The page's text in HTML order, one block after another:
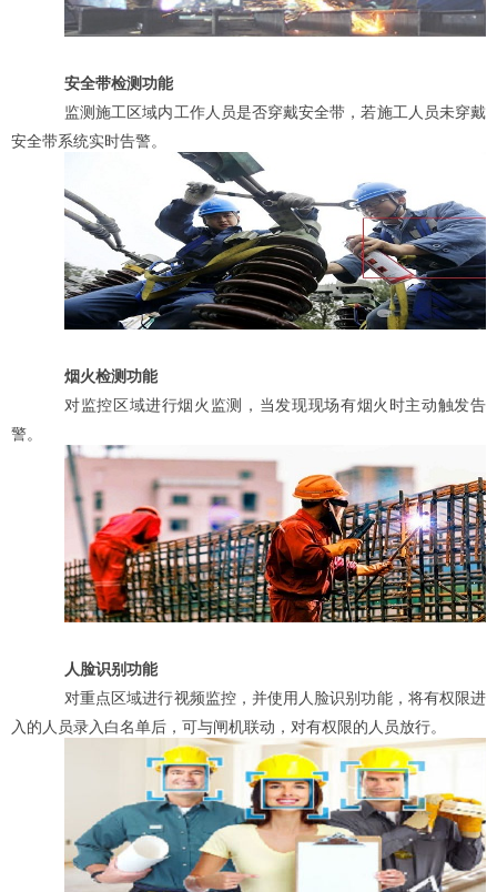
安全带检测功能
监测施工区域内工作人员是否穿戴安全带，若施工人员未穿戴
安全带系统实时告警。
烟火检测功能
对监控区域进行烟火监测，当发现现场有烟火时主动触发告
警。
人脸识别功能
对重点区域进行视频监控，并使用人脸识别功能，将有权限进
入的人员录入白名单后，可与闸机联动，对有权限的人员放行。